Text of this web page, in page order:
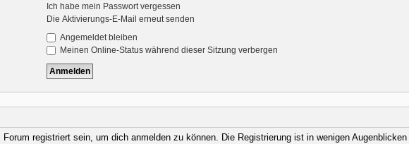
Ich habe mein Passwort vergessen
Die Aktivierungs-E-Mail erneut senden
Angemeldet bleiben
Meinen Online-Status während dieser Sitzung verbergen
registriert sein, um dich anmelden zu können. Die Registrierung ist in wenigen